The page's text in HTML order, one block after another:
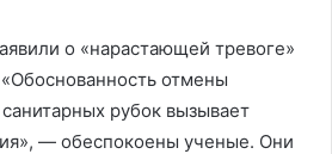
о «нарастающей тревоге»
отмены
рубок вызывает
— обеспокоены ученые. Они